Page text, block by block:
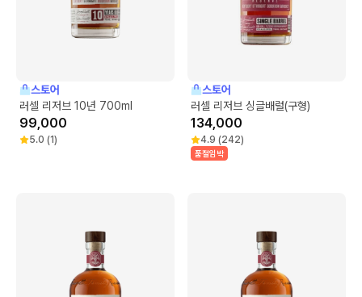
스토어
러셀 리저브 10년 700ml
99,000
5.0 (1)
스토어
러셀 리저브 싱글배럴(구형)
134,000
4.9 (242)
품절임박